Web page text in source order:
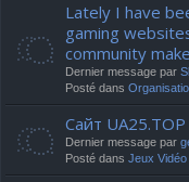
Lately I have
gaming
community
Dernier message par
Posté dans
Сайт
Dernier message par
Posté dans Jeux Vidéo